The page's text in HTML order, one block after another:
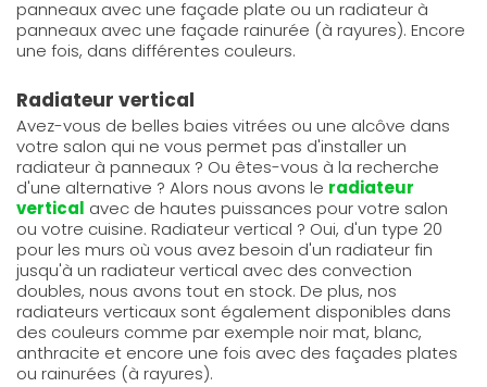
panneaux avec une façade plate ou un radiateur à
panneaux avec une façade rainurée (à rayures). Encore
une fois, dans différentes couleurs.
Radiateur vertical
Avez-vous de belles baies vitrées ou une alcôve dans
votre salon qui ne vous permet pas d'installer un
radiateur à panneaux ? Ou êtes-vous à la recherche
d'une alternative ? Alors nous avons le radiateur
vertical avec de hautes puissances pour votre salon
ou votre cuisine. Radiateur vertical ? Oui, d'un type 20
pour les murs où vous avez besoin d'un radiateur fin
jusqu'à un radiateur vertical avec des convection
doubles, nous avons tout en stock. De plus, nos
radiateurs verticaux sont également disponibles dans
des couleurs comme par exemple noir mat, blanc,
anthracite et encore une fois avec des façades plates
ou rainurées (à rayures).